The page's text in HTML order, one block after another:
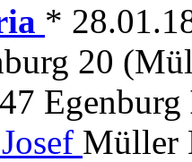
*
20
Egenburg
Müller